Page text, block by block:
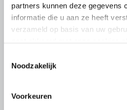
partners kunnen deze gegevens
informatie die u aan ze heeft
verzameld op basis van uw
Noodzakelijk
Voorkeuren